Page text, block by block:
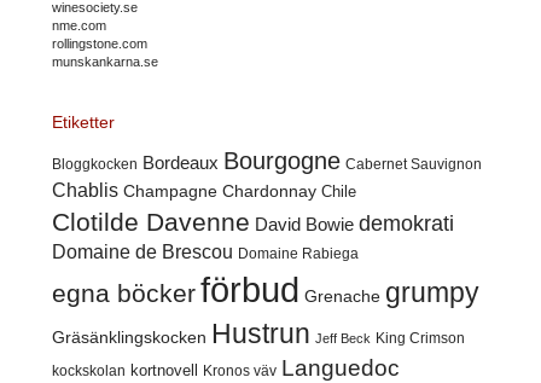
winesociety.se
nme.com
rollingstone.com
munskankarna.se
Etiketter
Bloggkocken Bordeaux Bourgogne Cabernet Sauvignon
Chablis Champagne Chardonnay Chile
Clotilde Davenne David Bowie demokrati
Domaine de Brescou Domaine Rabiega
egna böckerförbud Grenache grumpy
Gräsänklingskocken Hustrun Jeff Beck King Crimson
kockskolan kortnovell Kronos väv Languedoc